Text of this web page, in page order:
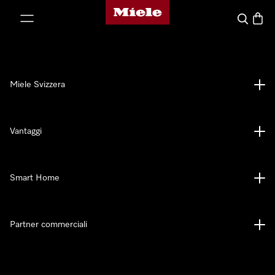
Homepage di Miele
Cerca
Miele Svizzera
Vantaggi
Smart Home
Partner commerciali